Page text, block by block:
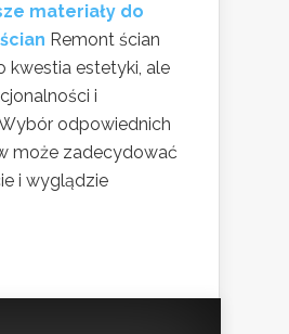
materiały do
Remont ścian
kwestia estetyki, ale
i
odpowiednich
może zadecydować
i wyglądzie